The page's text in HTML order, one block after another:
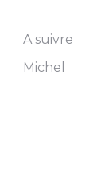
A suivre
Michel